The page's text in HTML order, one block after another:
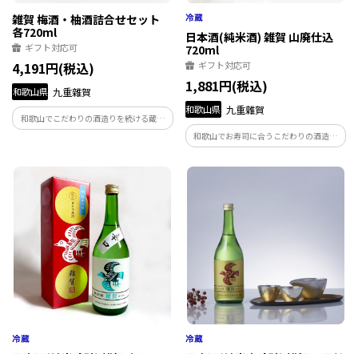
雑賀 梅酒・柚酒詰合せセット
各720ml
ギフト対応可
4,191円(税込)
和歌山県 九重雜賀
和歌山でこだわりの酒造りを続ける蔵元
が日本酒で仕込んだ、梅のさわやかな梅
かな酸味が特長の柚酒をセットにしまし
た。
日本酒(純米酒) 雑賀 山廃仕込
720ml
ギフト対応可
1,881円(税込)
和歌山県 九重雜賀
和歌山でお寿司に合うこだわりの酒造り
を続ける蔵元。山廃仕込の日本酒ならで
はの、複雑な香りと旨みが特長の純米酒